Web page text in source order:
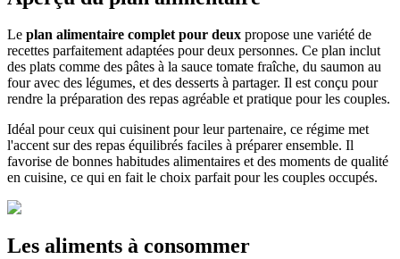
Le plan alimentaire complet pour deux propose une variété de
recettes parfaitement adaptées pour deux personnes. Ce plan inclut
des plats comme des pâtes à la sauce tomate fraîche, du saumon au
four avec des légumes, et des desserts à partager. Il est conçu pour
rendre la préparation des repas agréable et pratique pour les couples.
Idéal pour ceux qui cuisinent pour leur partenaire, ce régime met
l'accent sur des repas équilibrés faciles à préparer ensemble. Il
favorise de bonnes habitudes alimentaires et des moments de qualité
en cuisine, ce qui en fait le choix parfait pour les couples occupés.
Les aliments à consommer